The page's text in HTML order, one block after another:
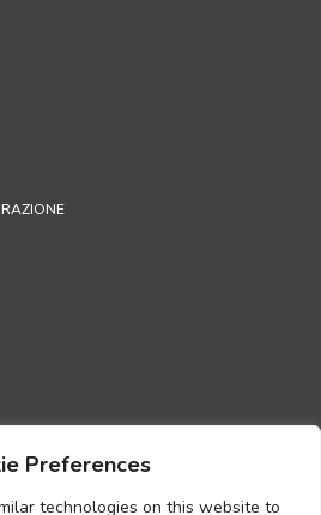
Preferences
technologies on this website to